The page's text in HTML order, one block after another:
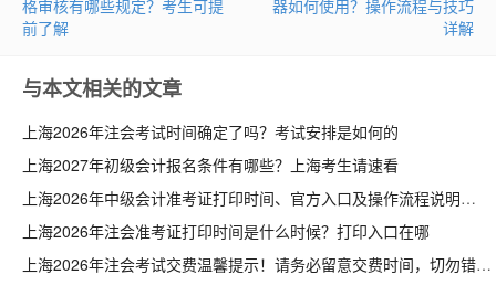
格审核有哪些规定？考生可提
前了解
器如何使用？操作流程与技巧
详解
与本文相关的文章
上海2026年注会考试时间确定了吗？考试安排是如何的
上海2027年初级会计报名条件有哪些？上海考生请速看
上海2026年中级会计准考证打印时间、官方入口及操作流程说明
上海2026年注会准考证打印时间是什么时候？打印入口在哪
上海2026年注会考试交费温馨提示！请务必留意交费时间，切勿错过